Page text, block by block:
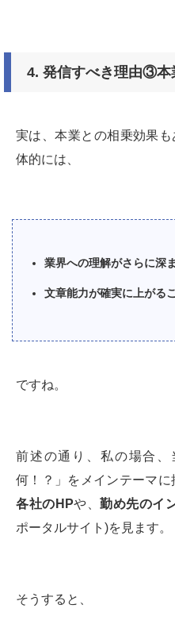
4. 発信すべき理由③本
実は、本業との相乗効果
体的には、
業界への理解がさらに深
文章能力が確実に上がる
ですね。
前述の通り、私の場合
何！？」をメインテーマに
各社の HPや、 勤め先のイ
ポータルサイト)を見ます。
そうすると、